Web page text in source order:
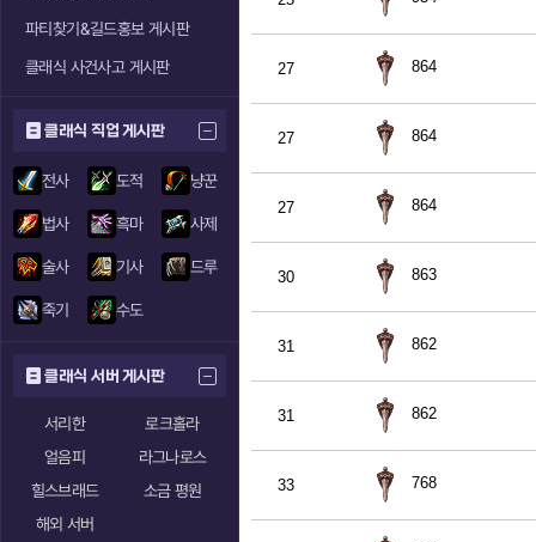
파티찾기&길드홍보 게시판
클래식 사건사고 게시판
클래식 직업 게시판
전사 도적 냥꾼
법사 흑마 사제
술사 기사 드루
죽기 수도
클래식 서버 게시판
서리한
로크홀라
얼음피
라그나로스
힐스브래드
소금 평원
해외 서버
27 864
27 864
27 864
30 863
31 862
31 862
33 768